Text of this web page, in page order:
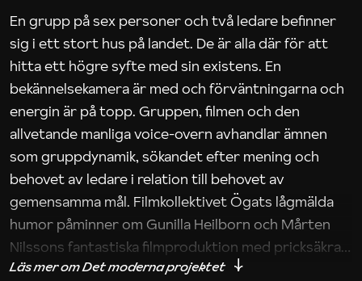
En grupp på sex personer och två ledare befinner
sig i ett stort hus på landet. De är alla där för att
hitta ett högre syfte med sin existens. En
bekännelsekamera är med och förväntningarna och
energin är på topp. Gruppen, filmen och den
allvetande manliga voice-overn avhandlar ämnen
som gruppdynamik, sökandet efter mening och
behovet av ledare i relation till behovet av
gemensamma mål. Filmkollektivet Ögats lågmälda
humor påminner om Gunilla Heilborn och Mårten
Nilssons fantastiska filmproduktion med pricksäkra
iakttagelser om hur svårt det kan vara att omsätta